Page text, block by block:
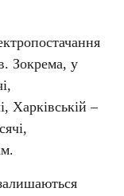
Зокрема, у
Харківській –